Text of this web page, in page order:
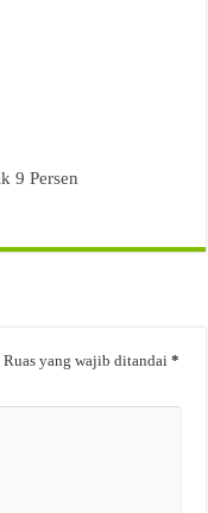
9 Persen
Ruas yang wajib ditandai*